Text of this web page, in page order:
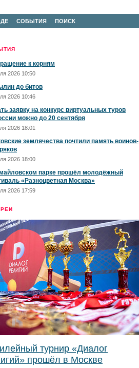
СОБЫТИЯ ПОИСК
к корням
2026 10:50
до битов
2026 10:46
заявку на конкурс виртуальных туров
можно до 20 сентября
2026 18:01
землячества почтили память воинов-
2026 18:00
парке прошёл молодёжный
«Разноцветная Москва»
2026 17:59
турнир «Диалог
прошёл в Москве